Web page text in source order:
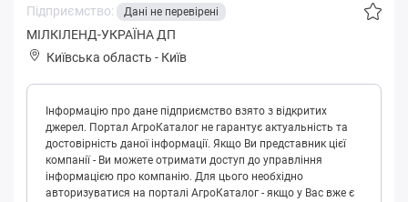
Підприємство: Дані не перевірені
МІЛКІЛЕНД-УКРАЇНА ДП
Київська область - Київ
Інформацію про дане підприємство взято з відкритих
джерел. Портал АгроКаталог не гарантує актуальність та
достовірність даної інформації. Якщо Ви представник цієї
компанії - Ви можете отримати доступ до управління
інформацією про компанію. Для цього необхідно
авторизуватися на порталі АгроКаталог - якщо у Вас вже є